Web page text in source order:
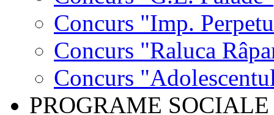
Concurs "Imp.
Concurs "Raluca
Concurs
PROGRAME SOCIALE